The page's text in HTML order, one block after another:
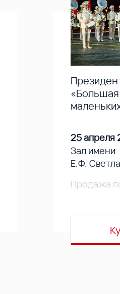
25 апреля
Зал имени
Е.Ф.
Продажа